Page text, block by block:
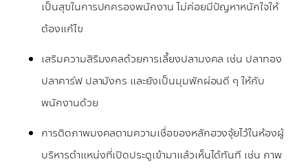
เป็นสุขในการปกครองพนักงาน ไม่ค่อยมีปัญหาหนักใจให้
ต้องแก้ไข
เสริมความสิริมงคลด้วยการเลี้ยงปลามงคล เช่น ปลาทอง
ปลาคาร์ฟ ปลามังกร และยังเป็นมุมพักผ่อนดี ๆ ให้กับ
พนักงานด้วย
การติดภาพมงคลตามความเชื่อของหลักฮวงจุ้ยไว้ในห้องผู้
บริหารตำแหน่งที่เปิดประตูเข้ามาแล้วเห็นได้ทันที เช่น ภาพ